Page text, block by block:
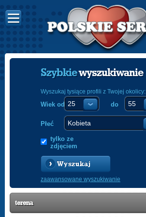
Szybkiewyszukiwanie
Wyszukaj tysiące profili z Twojej okolicy:
Wiek od do
Płeć
tylko ze
zdjęciem
Wyszukaj
zaawansowane wyszukiwanie
terena